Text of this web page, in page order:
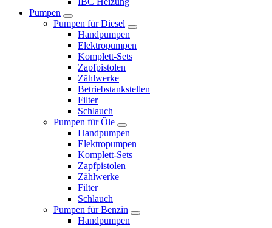
Pumpen
Pumpen für Diesel
Handpumpen
Elektropumpen
Komplett-Sets
Zapfpistolen
Zählwerke
Betriebstankstellen
Filter
Schlauch
Pumpen für Öle
Handpumpen
Elektropumpen
Komplett-Sets
Zapfpistolen
Zählwerke
Filter
Schlauch
Pumpen für Benzin
Handpumpen